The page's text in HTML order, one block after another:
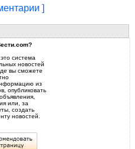
]
система
новостей
вы сможете
из
опубликовать
или, за
создать
новостей.